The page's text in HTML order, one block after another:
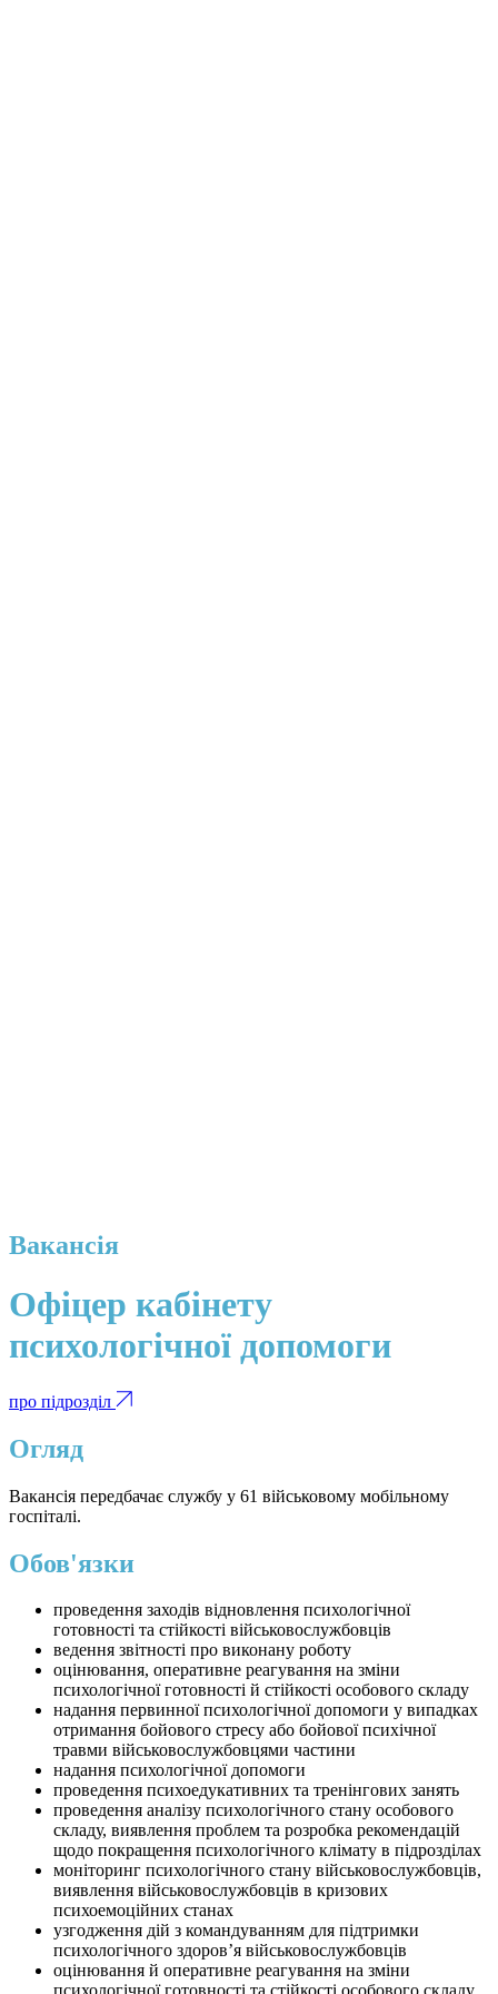
Вакансія
Офіцер кабінету
психологічної допомоги
про підрозділ
Огляд
Вакансія передбачає службу у 61 військовому мобільному
госпіталі.
Обов'язки
проведення заходів відновлення психологічної
готовності та стійкості військовослужбовців
ведення звітності про виконану роботу
оцінювання, оперативне реагування на зміни
психологічної готовності й стійкості особового складу
надання первинної психологічної допомоги у випадках
отримання бойового стресу або бойової психічної
травми військовослужбовцями частини
надання психологічної допомоги
проведення психоедукативних та тренінгових занять
проведення аналізу психологічного стану особового
складу, виявлення проблем та розробка рекомендацій
щодо покращення психологічного клімату в підрозділах
моніторинг психологічного стану військовослужбовців,
виявлення військовослужбовців в кризових
психоемоційних станах
узгодження дій з командуванням для підтримки
психологічного здоров’я військовослужбовців
оцінювання й оперативне реагування на зміни